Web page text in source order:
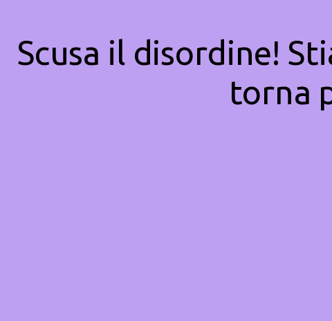
Scusa il disordine!
torna